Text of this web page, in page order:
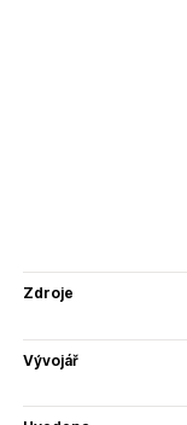
Zdroje
Vývojář